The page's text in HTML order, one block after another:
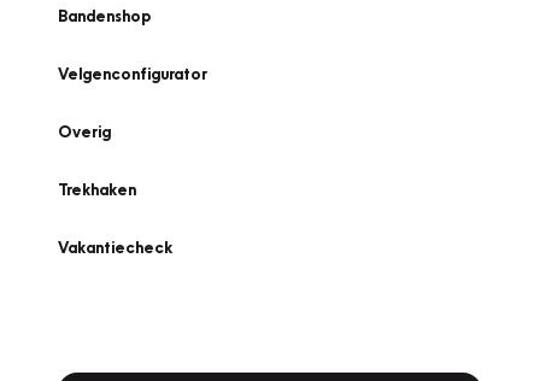
Bandenshop
Velgenconfigurator
Overig
Trekhaken
Vakantiecheck